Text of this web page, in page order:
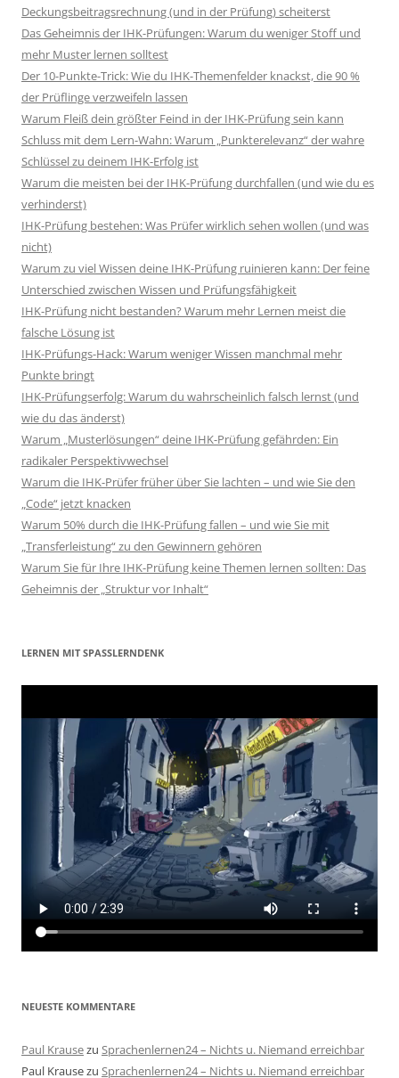
Deckungsbeitragsrechnung (und in der Prüfung) scheiterst
Das Geheimnis der IHK-Prüfungen: Warum du weniger Stoff und
mehr Muster lernen solltest
Der 10-Punkte-Trick: Wie du IHK-Themenfelder knackst, die 90 %
der Prüflinge verzweifeln lassen
Warum Fleiß dein größter Feind in der IHK-Prüfung sein kann
Schluss mit dem Lern-Wahn: Warum „Punkterelevanz“ der wahre
Schlüssel zu deinem IHK-Erfolg ist
Warum die meisten bei der IHK-Prüfung durchfallen (und wie du es
verhinderst)
IHK-Prüfung bestehen: Was Prüfer wirklich sehen wollen (und was
nicht)
Warum zu viel Wissen deine IHK-Prüfung ruinieren kann: Der feine
Unterschied zwischen Wissen und Prüfungsfähigkeit
IHK-Prüfung nicht bestanden? Warum mehr Lernen meist die
falsche Lösung ist
IHK-Prüfungs-Hack: Warum weniger Wissen manchmal mehr
Punkte bringt
IHK-Prüfungserfolg: Warum du wahrscheinlich falsch lernst (und
wie du das änderst)
Warum „Musterlösungen“ deine IHK-Prüfung gefährden: Ein
radikaler Perspektivwechsel
Warum die IHK-Prüfer früher über Sie lachten – und wie Sie den
„Code“ jetzt knacken
Warum 50% durch die IHK-Prüfung fallen – und wie Sie mit
„Transferleistung“ zu den Gewinnern gehören
Warum Sie für Ihre IHK-Prüfung keine Themen lernen sollten: Das
Geheimnis der „Struktur vor Inhalt“
LERNEN MIT SPASSLERNDENK
NEUESTE KOMMENTARE
Paul Krausezu Sprachenlernen24 – Nichts u. Niemand erreichbar
Paul Krausezu Sprachenlernen24 – Nichts u. Niemand erreichbar